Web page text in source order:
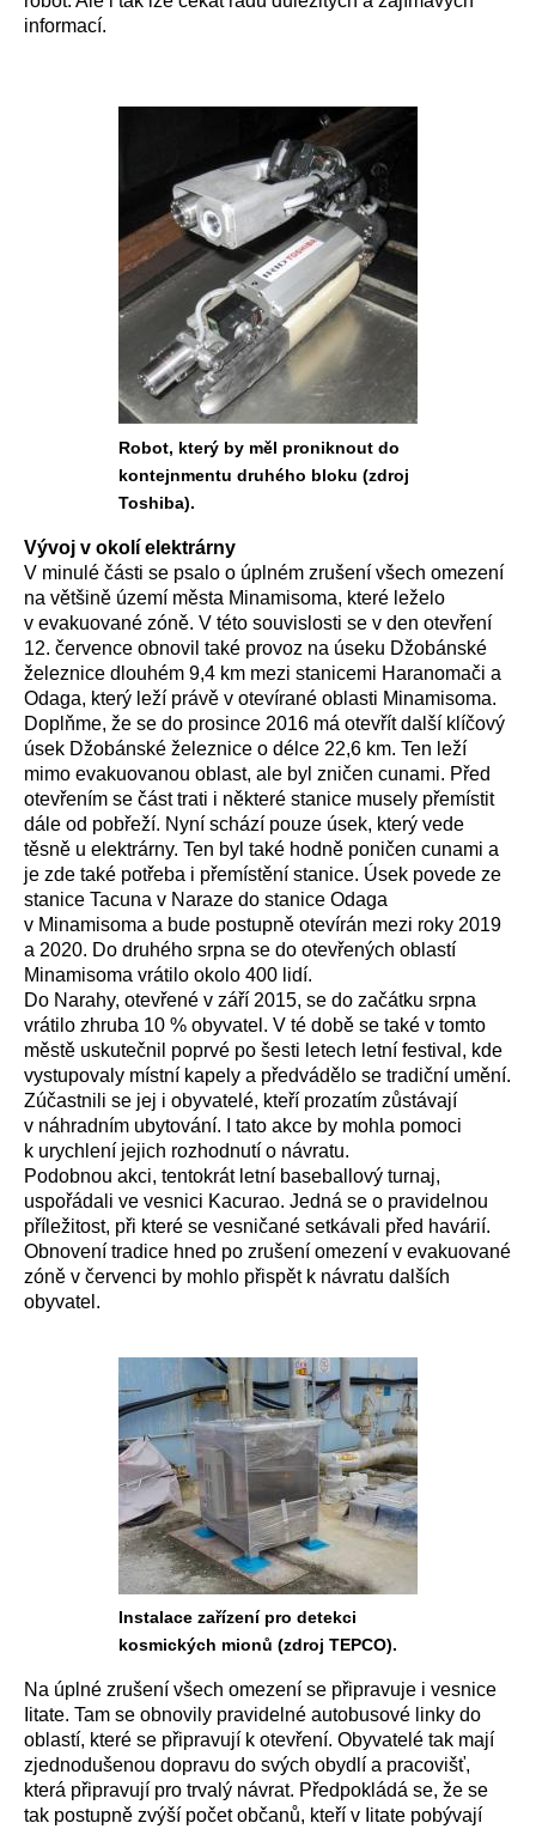
informací.
Robot, který by měl proniknout do
kontejnmentu druhého bloku (zdroj
Toshiba).
Vývoj v okolí elektrárny
V minulé části se psalo o úplném zrušení všech omezení
na většině území města Minamisoma, které leželo
v evakuované zóně. V této souvislosti se v den otevření
12. července obnovil také provoz na úseku Džobánské
železnice dlouhém 9,4 km mezi stanicemi Haranomači a
Odaga, který leží právě v otevírané oblasti Minamisoma.
Doplňme, že se do prosince 2016 má otevřít další klíčový
úsek Džobánské železnice o délce 22,6 km. Ten leží
mimo evakuovanou oblast, ale byl zničen cunami. Před
otevřením se část trati i některé stanice musely přemístit
dále od pobřeží. Nyní schází pouze úsek, který vede
těsně u elektrárny. Ten byl také hodně poničen cunami a
je zde také potřeba i přemístění stanice. Úsek povede ze
stanice Tacuna v Naraze do stanice Odaga
v Minamisoma a bude postupně otevírán mezi roky 2019
a 2020. Do druhého srpna se do otevřených oblastí
Minamisoma vrátilo okolo 400 lidí.
Do Narahy, otevřené v září 2015, se do začátku srpna
vrátilo zhruba 10 % obyvatel. V té době se také v tomto
městě uskutečnil poprvé po šesti letech letní festival, kde
vystupovaly místní kapely a předvádělo se tradiční umění.
Zúčastnili se jej i obyvatelé, kteří prozatím zůstávají
v náhradním ubytování. I tato akce by mohla pomoci
k urychlení jejich rozhodnutí o návratu.
Podobnou akci, tentokrát letní baseballový turnaj,
uspořádali ve vesnici Kacurao. Jedná se o pravidelnou
příležitost, při které se vesničané setkávali před havárií.
Obnovení tradice hned po zrušení omezení v evakuované
zóně v červenci by mohlo přispět k návratu dalších
obyvatel.
Instalace zařízení pro detekci
kosmických mionů (zdroj TEPCO).
Na úplné zrušení všech omezení se připravuje i vesnice
Iitate. Tam se obnovily pravidelné autobusové linky do
oblastí, které se připravují k otevření. Obyvatelé tak mají
zjednodušenou dopravu do svých obydlí a pracovišť,
která připravují pro trvalý návrat. Předpokládá se, že se
tak postupně zvýší počet občanů, kteří v Iitate pobývají